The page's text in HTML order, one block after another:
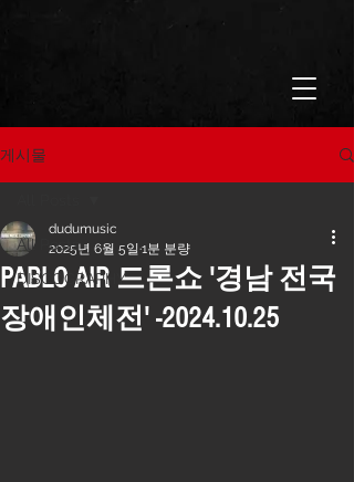
게시물
All Posts
DISCOGRAPHY
PABLO AIR 드론쇼 '경남 전국
장애인체전' -2024.10.25
dudumusic
2025년 6월 5일 1분 분량